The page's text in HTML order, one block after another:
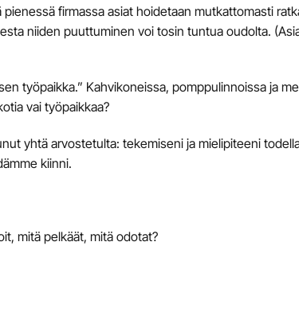
pienessä firmassa asiat hoidetaan mutkattomasti
niiden puuttuminen voi tosin tuntua oudolta.
työpaikka.” Kahvikoneissa, pomppulinnoissa ja
vai työpaikkaa?
yhtä arvostetulta: tekemiseni ja mielipiteeni
kiinni.
mitä pelkäät, mitä odotat?